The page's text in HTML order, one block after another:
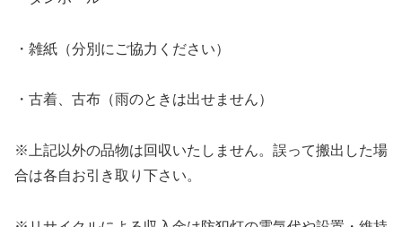
・雑紙（分別にご協力ください）
・古着、古布（雨のときは出せません）
※上記以外の品物は回収いたしません。誤って搬出した場
合は各自お引き取り下さい。